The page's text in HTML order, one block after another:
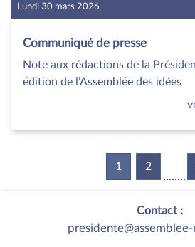
Lundi 30 mars 2026
Communiqué de presse
Note aux rédactions de la
édition de l’Assemblée des idées
1 (current)
2
Contact :